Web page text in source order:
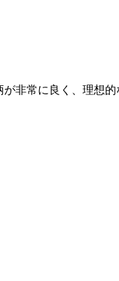
非常に良く、理想